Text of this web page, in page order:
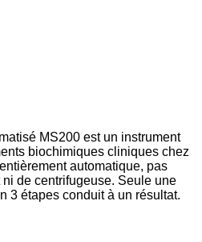
MS200 est un instrument
biochimiques cliniques chez
automatique, pas
ni de centrifugeuse. Seule une
3 étapes conduit à un résultat.